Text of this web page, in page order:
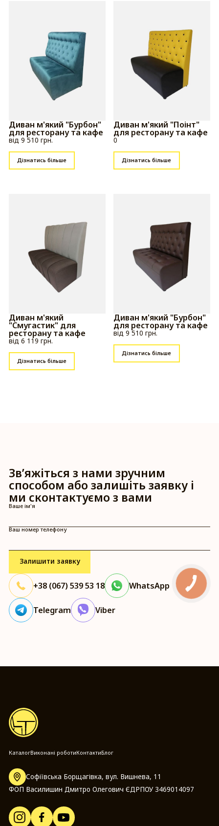
Диван м'який "Бурбон"
для ресторану та кафе
від 9 510 грн.
Дізнатись більше
Диван м'який "Поінт"
для ресторану та кафе
0
Дізнатись більше
Диван м'який
"Смугастик" для
ресторану та кафе
від 6 119 грн.
Дізнатись більше
Диван м'який "Бурбон"
для ресторану та кафе
від 9 510 грн.
Дізнатись більше
Зв’яжіться з нами зручним
способом або залишіть заявку і
ми сконтактуємо з вами
Ваше ім'я
Ваш номер телефону
+38 (067) 539 53 18 WhatsApp
Telegram Viber
КаталогВиконані роботиКонтактиБлог
Софіївська Борщагівка, вул. Вишнева, 11
ФОП Василишин Дмитро Олегович ЄДРПОУ 3469014097